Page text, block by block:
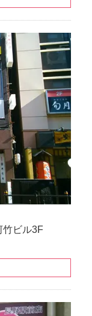
竹ビル3F